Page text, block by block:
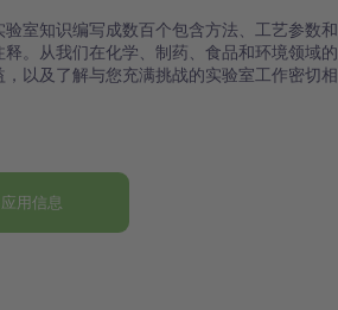
室知识编写成数百个包含方法、工艺参数和
。从我们在化学、制药、食品和环境领域的
，以及了解与您充满挑战的实验室工作密切相
用信息